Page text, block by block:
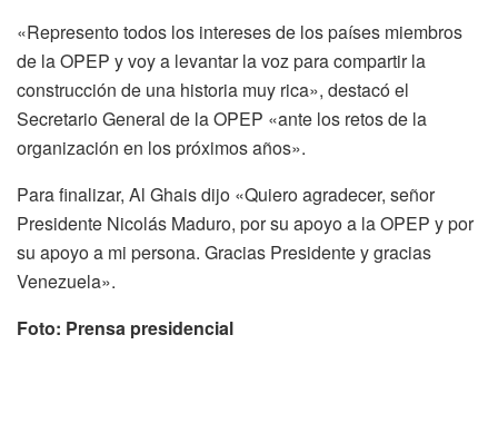
«Represento todos los intereses de los países miembros
de la OPEP y voy a levantar la voz para compartir la
construcción de una historia muy rica», destacó el
Secretario General de la OPEP «ante los retos de la
organización en los próximos años».
Para finalizar, Al Ghais dijo «Quiero agradecer, señor
Presidente Nicolás Maduro, por su apoyo a la OPEP y por
su apoyo a mi persona. Gracias Presidente y gracias
Venezuela».
Foto: Prensa presidencial